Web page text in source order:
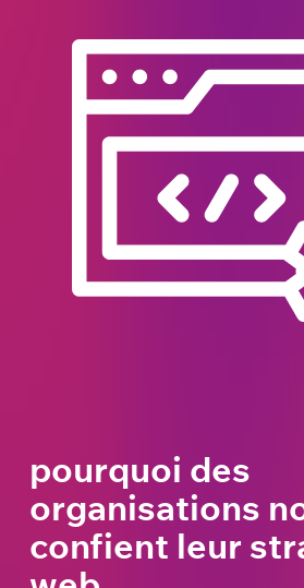
pourquoi des
organisations
confient leur